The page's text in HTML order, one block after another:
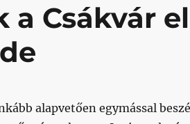
Csákvár
alapvetően egymással